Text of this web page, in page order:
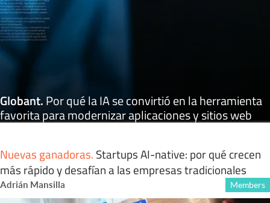
Globant.Por qué la IA se convirtió en la herramienta
favorita para modernizar aplicaciones y sitios web
Nuevas ganadoras. Startups AI-native: por qué crecen
más rápido y desafían a las empresas tradicionales
Adrián Mansilla Members